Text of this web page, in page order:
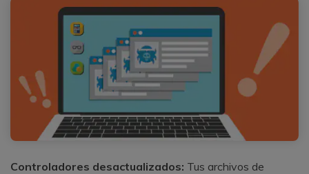
Controladores desactualizados: Tus archivos de